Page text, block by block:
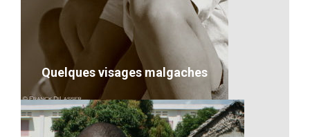
desc
VOIR LE DÉTAIL
Quelques visages malgaches